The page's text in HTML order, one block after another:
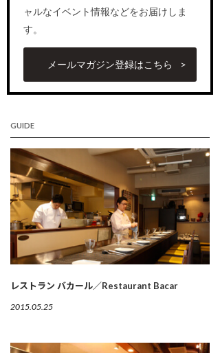
ャルなイベント情報などをお届けしま
す。
メールマガジン登録はこちら
GUIDE
レストラン バカール／Restaurant Bacar
2015.05.25